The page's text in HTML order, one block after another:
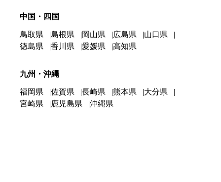
中国・四国
鳥取県 島根県 岡山県 広島県
山口県
徳島県
香川県 愛媛県 高知県
九州・沖縄
福岡県 佐賀県 長崎県 熊本県
大分県
宮崎県
鹿児島県 沖縄県